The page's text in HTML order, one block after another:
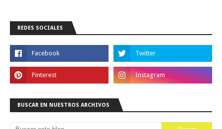
REDES SOCIALES
BUSCAR EN NUESTROS ARCHIVOS